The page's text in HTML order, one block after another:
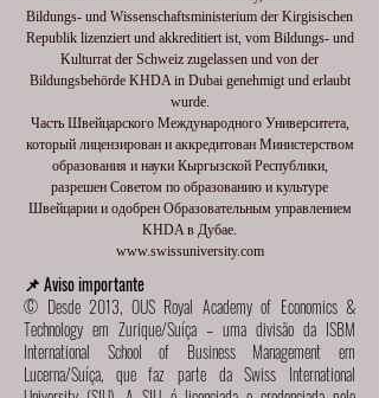
Bildungs- und Wissenschaftsministerium der Kirgisischen
Republik lizenziert und akkreditiert ist, vom Bildungs- und
Kulturrat der Schweiz zugelassen und von der
Bildungsbehörde KHDA in Dubai genehmigt und erlaubt
wurde.
Часть Швейцарского Международного Университета,
который лицензирован и аккредитован Министерством
образования и науки Кыргызской Республики,
разрешен Советом по образованию и культуре
Швейцарии и одобрен Образовательным управлением
KHDA в Дубае.
www.swissuniversity.com
📌 Aviso importante
© Desde 2013, OUS Royal Academy of Economics &
Technology em Zurique/Suíça – uma divisão da ISBM
International School of Business Management em
Lucerna/Suíça, que faz parte da Swiss International